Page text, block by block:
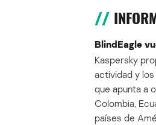
BlindEagle
Kaspersky
actividad y los
que apunta a
Colombia,
países de